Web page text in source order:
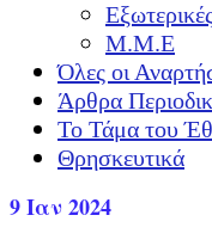
Μ.Μ.Ε
Όλες οι
Άρθρα
Το Τάμα του
Θρησκευτικά
9Ιαν 2024